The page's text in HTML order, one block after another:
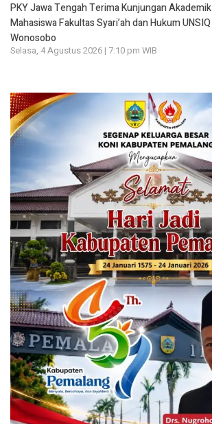
PKY Jawa Tengah Terima Kunjungan Akademik
Mahasiswa Fakultas Syari’ah dan Hukum UNSIQ
Wonosobo
Selasa, 4 Agustus 2026 | 7:10 pm WIB